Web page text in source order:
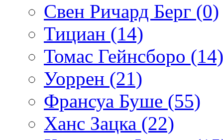
Свен Ричард Берг (0)
Тициан (14)
Томас Гейнсборо (14)
Уоррен (21)
Франсуа Буше (55)
Ханс Зацка (22)